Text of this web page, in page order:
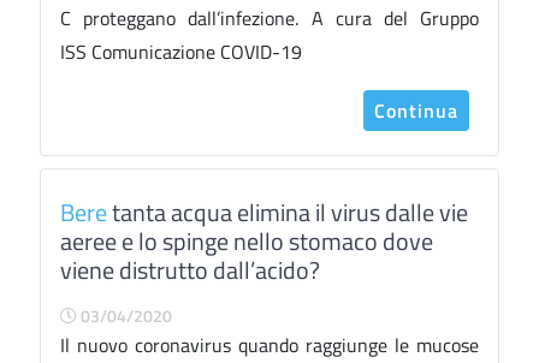
C proteggano dall’infezione. A cura del Gruppo
ISS Comunicazione COVID-19
Continua
Beretanta acqua elimina il virus dalle vie
aeree e lo spinge nello stomaco dove
viene distrutto dall’acido?
03/04/2020
Il nuovo coronavirus quando raggiunge le mucose